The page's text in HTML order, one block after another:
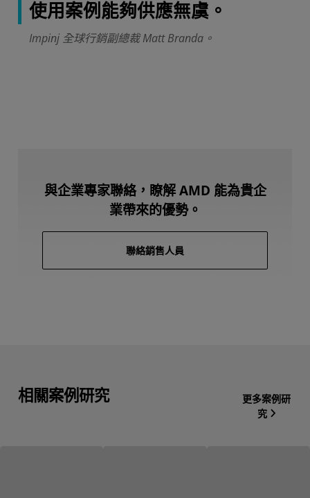
使用案例能夠供應無虞。
Impinj 全球行銷副總裁 Matt Branda。
與企業專家聯絡，瞭解 AMD 能為貴企
業帶來的優勢。
聯絡銷售人員
相關案例研究
更多案例研
究